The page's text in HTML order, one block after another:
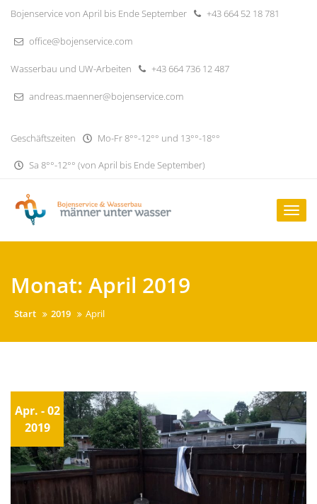
Bojenservice von April bis Ende September +43 664 52 18 781
office@bojenservice.com
Wasserbau und UW-Arbeiten +43 664 736 12 487
andreas.maenner@bojenservice.com
Geschäftszeiten Mo-Fr 8°°-12°° und 13°°-18°°
Sa 8°°-12°° (von April bis Ende September)
Monat: April 2019
Start 2019 April
Apr. - 02
2019